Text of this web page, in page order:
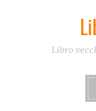
Libro